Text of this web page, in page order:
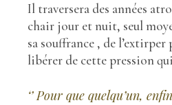
Il traversera des années
chair jour et nuit, seul
sa souffrance , de l’extirper
libérer de cette pression
‘’ Pour que quelqu’un,